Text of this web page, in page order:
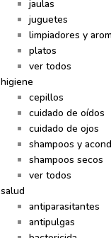
jaulas
juguetes
limpiadores y
platos
ver todos
higiene
cepillos
cuidado de oídos
cuidado de ojos
shampoos y
shampoos secos
ver todos
salud
antiparasitantes
antipulgas